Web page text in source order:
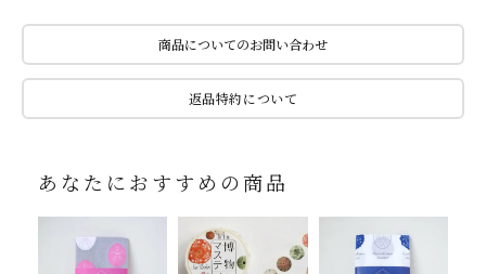
商品についてのお問い合わせ
返品特約について
あなたにおすすめの商品